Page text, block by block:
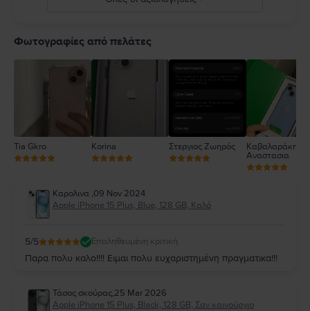
ro/guide/iphone/iph301fc905/ios
4
Φωτογραφίες από πελάτες
Tia Gkro Korina Στεργιος Ζωηρός
Καβαλαράκη
Αναστασια
Καρολινα ,09 Nov 2024
Apple iPhone 15 Plus, Blue, 128 GB, Καλό
5/5 Επαληθευμένη κριτική
Παρα πολυ καλο!!!! Ειμαι πολυ ευχαριστημένη πραγματικα!!!
Τάσος σκούρας,25 Mar 2026
Apple iPhone 15 Plus, Black, 128 GB, Σαν καινούργιο